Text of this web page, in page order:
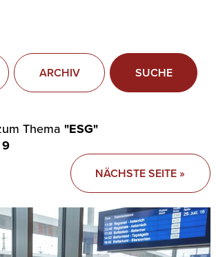
ARCHIV SUCHE
Thema "ESG"
9
NÄCHSTE SEITE »